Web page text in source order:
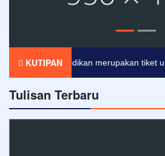
KUTIPAN
Pendidikan merupakan tiket
Tulisan Terbaru